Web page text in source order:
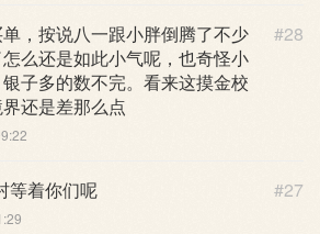
#28
，按说八一跟小胖倒腾了不少
么还是如此小气呢，也奇怪小
子多的数不完。看来这摸金校
还是差那么点
#27
等着你们呢